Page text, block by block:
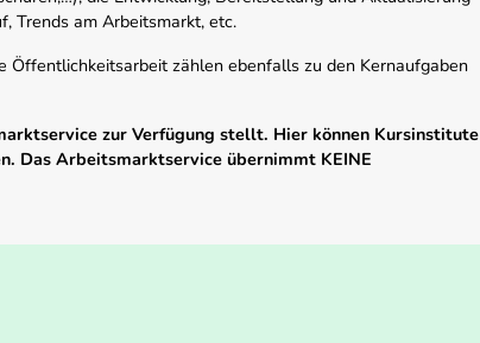
Trends am Arbeitsmarkt, etc.
zählen ebenfalls zu den Kernaufgaben
zur Verfügung stellt. Hier können Kursinstitute
Das Arbeitsmarktservice übernimmt KEINE